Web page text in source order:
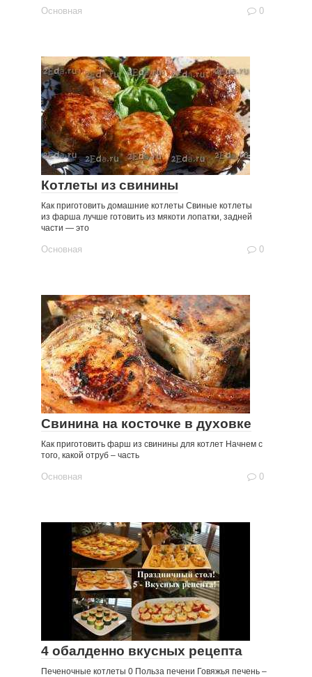
Основная 0
Котлеты из свинины
Как приготовить домашние котлеты Свиные котлеты
из фарша лучше готовить из мякоти лопатки, задней
части — это
Основная 0
Свинина на косточке в духовке
Как приготовить фарш из свинины для котлет Начнем с
того, какой отруб – часть
Основная 0
4 обалденно вкусных рецепта
Печеночные котлеты 0 Польза печени Говяжья печень –